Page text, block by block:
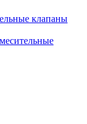
клапаны